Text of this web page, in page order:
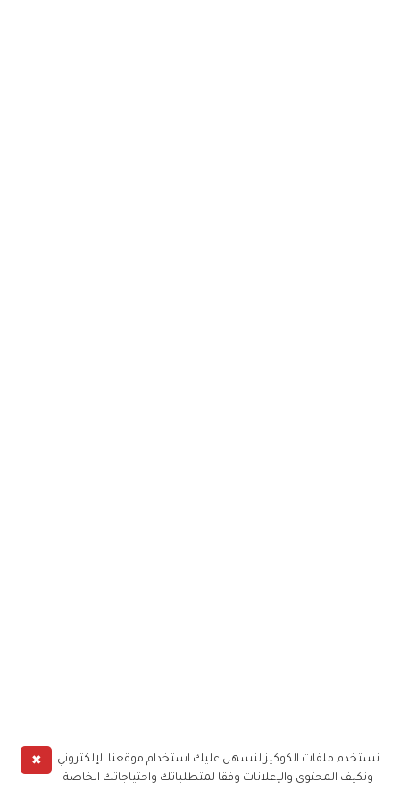
✖
نستخدم ملفات الكوكيز لنسهل عليك استخدام موقعنا الإلكتروني
ونكيف المحتوى والإعلانات وفقا لمتطلباتك واحتياجاتك الخاصة